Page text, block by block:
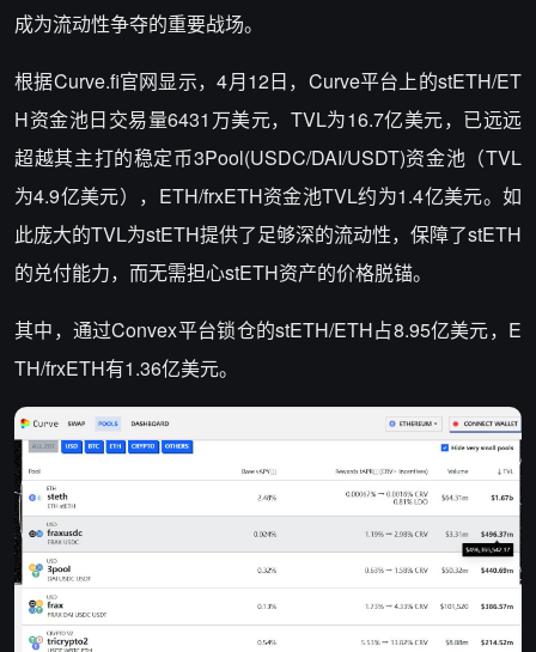
成为流动性争夺的重要战场。
根据Curve.fi官网显示，4月12日，Curve平台上的stETH/ET
H资金池日交易量6431万美元，TVL为16.7亿美元，已远远
超越其主打的稳定币3Pool(USDC/DAI/USDT)资金池（TVL
为4.9亿美元），ETH/frxETH资金池TVL约为1.4亿美元。如
此庞大的TVL为stETH提供了足够深的流动性，保障了stETH
的兑付能力，而无需担心stETH资产的价格脱锚。
其中，通过Convex平台锁仓的stETH/ETH占8.95亿美元，E
TH/frxETH有1.36亿美元。